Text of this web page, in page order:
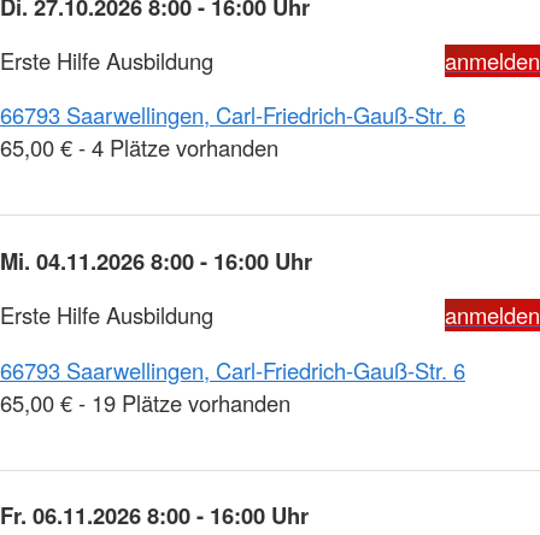
Erste Hilfe Ausbildung
anmelden
66793 Saarwellingen, Carl-Friedrich-Gauß-Str. 6
65,00 € - 4 Plätze vorhanden
Mi. 04.11.2026 8:00 - 16:00 Uhr
Erste Hilfe Ausbildung
anmelden
66793 Saarwellingen, Carl-Friedrich-Gauß-Str. 6
65,00 € - 19 Plätze vorhanden
Fr. 06.11.2026 8:00 - 16:00 Uhr